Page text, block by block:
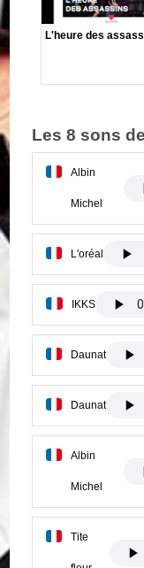
L'heure des
Les 8 sons
Albin
Michel
L'oréal
IKKS
Daunat
Daunat
Albin
Michel
Tite